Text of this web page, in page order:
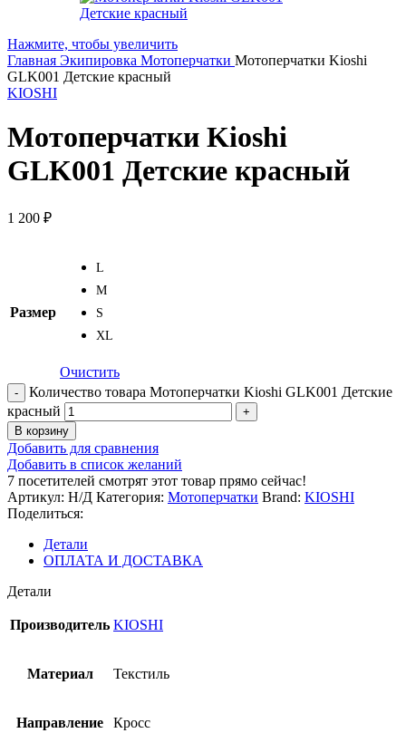
Нажмите, чтобы увеличить
Главная Экипировка Мотоперчатки Мотоперчатки Kioshi
GLK001 Детские красный
KIOSHI
Мотоперчатки Kioshi
GLK001 Детские красный
1 200 ₽
Размер
L
M
S
XL
Очистить
Количество товара Мотоперчатки Kioshi GLK001 Детские
красный
В корзину
Добавить для сравнения
Добавить в список желаний
7 посетителей смотрят этот товар прямо сейчас!
Артикул: Н/Д Категория: Мотоперчатки Brand: KIOSHI
Поделиться:
Детали
ОПЛАТА И ДОСТАВКА
Детали
Производитель KIOSHI
Материал Текстиль
Направление Кросс